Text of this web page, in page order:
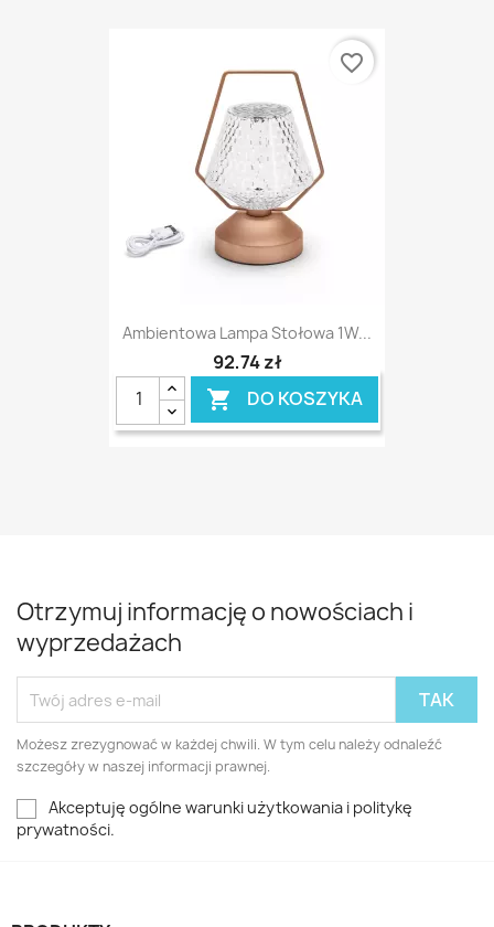
Ambientowa Lampa Stołowa 1W...
92,74 zł
 DO KOSZYKA
favorite_border
Otrzymuj informację o nowościach i
wyprzedażach
Możesz zrezygnować w każdej chwili. W tym celu należy odnaleźć
szczegóły w naszej informacji prawnej.
Akceptuję ogólne warunki użytkowania i politykę
prywatności.